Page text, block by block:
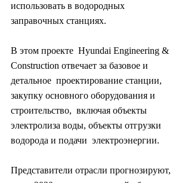
использовать в водородных
заправочных станциях.
В этом проекте  Hyundai Engineering &
Construction отвечает за базовое и
детальное  проектирование станции,
закупку основного оборудования и
строительство,  включая объекты
электролиза воды, объекты отгрузки
водорода и подачи  электроэнергии.
Представители отрасли прогнозируют,